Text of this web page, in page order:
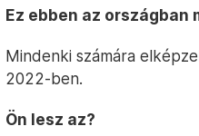
Ez ebben az országban
Mindenki számára
2022-ben.
Ön lesz az?